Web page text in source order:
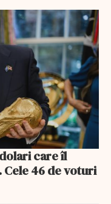
care îl
46 de voturi